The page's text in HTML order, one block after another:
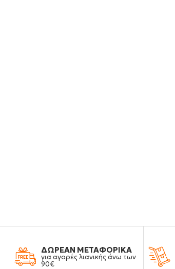
ΔΩΡΕΑΝ ΜΕΤΑΦΟΡΙΚΑ
για αγορές λιανικής άνω των
90€